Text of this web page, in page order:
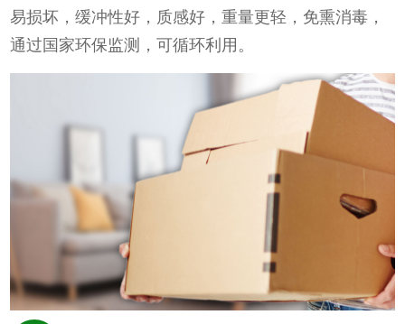
易损坏，缓冲性好，质感好，重量更轻，免熏消毒，
通过国家环保监测，可循环利用。